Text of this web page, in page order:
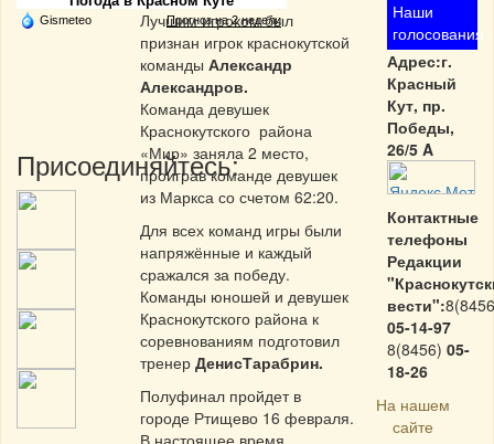
Gismeteo Прогноз на 2 недели
Присоединяйтесь:
Лучшим игроком был
признан игрок краснокутской
команды Александр
Александров.
Команда девушек
Краснокутского района
«Мир» заняла 2 место,
проиграв команде девушек
из Маркса со счетом 62:20.
Для всех команд игры были
напряжённые и каждый
сражался за победу.
Команды юношей и девушек
Краснокутского района к
соревнованиям подготовил
тренер ДенисТарабрин.
Полуфинал пройдет в
городе Ртищево 16 февраля.
Наши
голосования
Адрес:г.
Красный
Кут, пр.
Победы,
26/5 A
Контактные
телефоны
Редакции
вести":
05-14-97
8(8456) 05-
18-26
На нашем
сайте